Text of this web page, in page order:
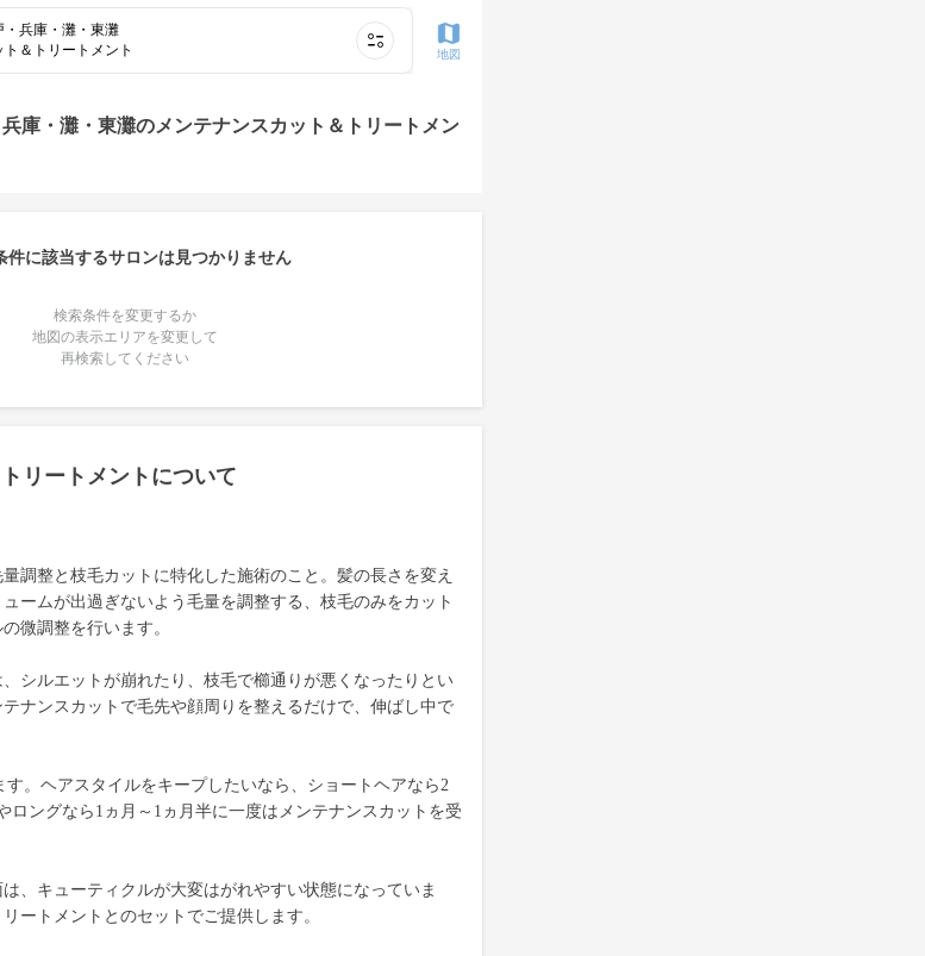
・兵庫・灘・東灘
ト＆トリートメント
地図
庫・灘・東灘のメンテナンスカット＆トリートメン
件に該当するサロンは見つかりません
検索条件を変更するか
地図の表示エリアを変更して
再検索してください
リートメントについて
調整と枝毛カットに特化した施術のこと。髪の長さを変え
ームが出過ぎないよう毛量を調整する、枝毛のみをカット
微調整を行います。
シルエットが崩れたり、枝毛で櫛通りが悪くなったりとい
ナンスカットで毛先や顔周りを整えるだけで、伸ばし中で
す。ヘアスタイルをキープしたいなら、ショートヘアなら2
ロングなら1ヵ月～1ヵ月半に一度はメンテナンスカットを受
、キューティクルが大変はがれやすい状態になっていま
ートメントとのセットでご提供します。